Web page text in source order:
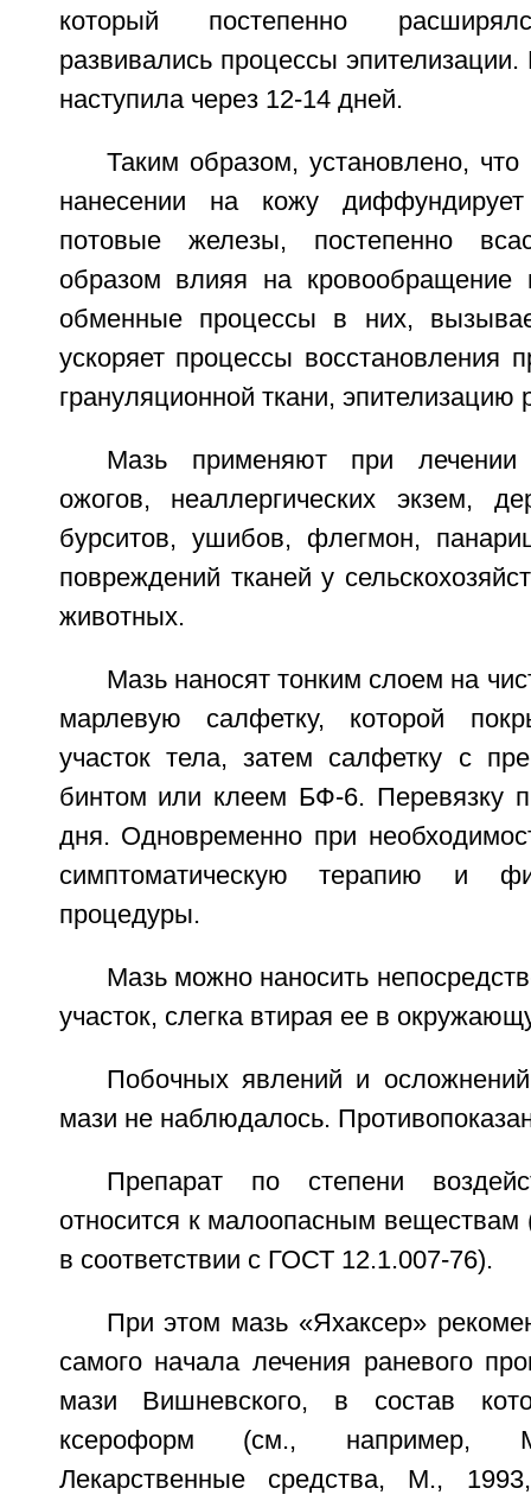
который постепенно
развивались процессы
наступила через 12-14 дней.
Таким образом, установлено,
нанесении на кожу
потовые железы, постепенно
образом влияя на кровообращение
обменные процессы в них,
ускоряет процессы восстановления
грануляционной ткани, эпителизацию
Мазь применяют при лечении
ожогов, неаллергических экзем,
бурситов, ушибов, флегмон,
повреждений тканей у
животных.
Мазь наносят тонким слоем на
марлевую салфетку, которой
участок тела, затем салфетку с
бинтом или клеем БФ-6. Перевязку
дня. Одновременно при
симптоматическую терапию и
процедуры.
Мазь можно наносить
участок, слегка втирая ее в
Побочных явлений и
мази не наблюдалось.
Препарат по степени
относится к малоопасным веществам
в соответствии с ГОСТ 12.1.007-76).
При этом мазь «Яхаксер»
самого начала лечения раневого
мази Вишневского, в состав
ксероформ (см., например,
Лекарственные средства, М.,